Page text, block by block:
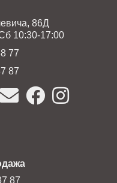
86Д
10:30-17:00
77
87
87